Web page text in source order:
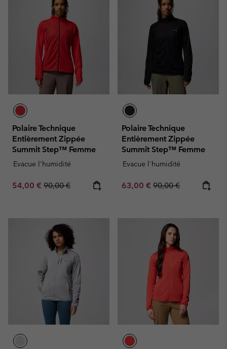
Polaire Technique
Entièrement Zippée
Summit Step™ Femme
Evacue l'humidité
Sale price:
54,00 € Regular price:
90,00 €
Polaire Technique
Entièrement Zippée
Summit Step™ Femme
Evacue l'humidité
Sale price:
63,00 € Regular price:
90,00 €